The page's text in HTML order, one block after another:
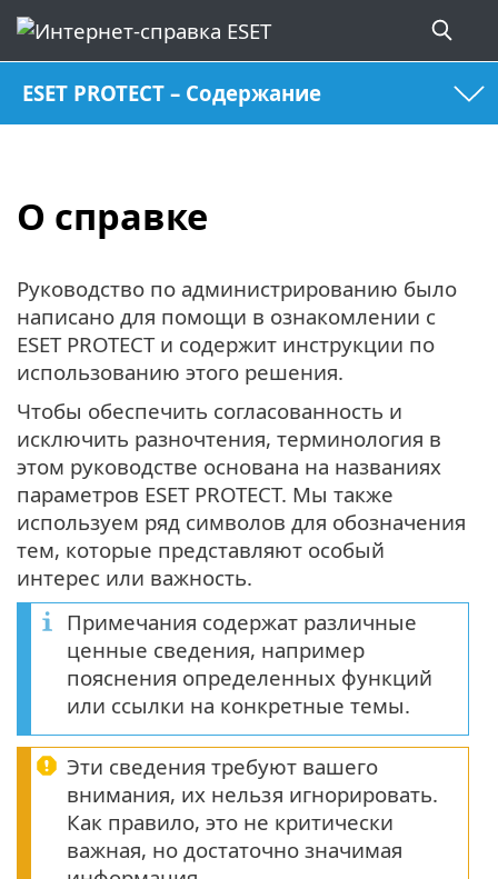
ESET PROTECT – Содержание
О справке
Руководство по администрированию было
написано для помощи в ознакомлении с
ESET PROTECT и содержит инструкции по
использованию этого решения.
Чтобы обеспечить согласованность и
исключить разночтения, терминология в
этом руководстве основана на названиях
параметров ESET PROTECT. Мы также
используем ряд символов для обозначения
тем, которые представляют особый
интерес или важность.
Примечания содержат различные
ценные сведения, например
пояснения определенных функций
или ссылки на конкретные темы.
Эти сведения требуют вашего
внимания, их нельзя игнорировать.
Как правило, это не критически
важная, но достаточно значимая